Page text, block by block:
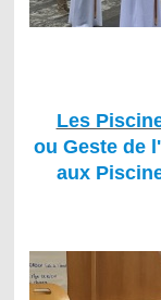
Les
ou Geste de
aux